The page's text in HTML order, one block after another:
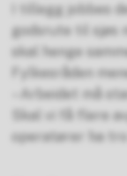
I tillegg jobbes
godsrute til sjøs
skal henge
Fylkesråden
– Arbeidet må
Skal vi få flere
operatører ha